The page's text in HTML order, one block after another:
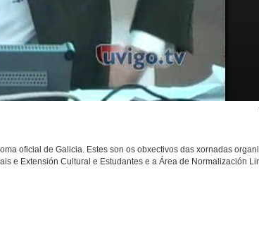
oficial de Galicia. Estes son os obxectivos das xornadas
e Extensión Cultural e Estudantes e a Área de Normalización